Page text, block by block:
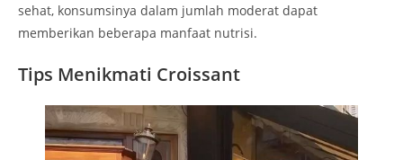
sehat, konsumsinya dalam jumlah moderat dapat
memberikan beberapa manfaat nutrisi.
Tips Menikmati Croissant